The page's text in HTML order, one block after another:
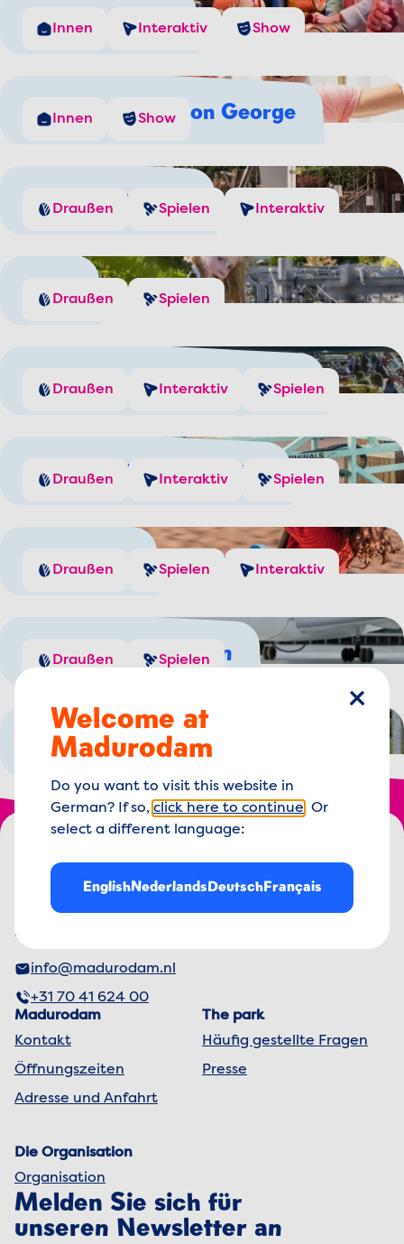
Der Waterwolf
Innen Interaktiv Show
Die Geschichte von George
Innen Show
Spiel mit Wasser
Draußen Spielen Interaktiv
ZügeDraußen Spielen
Erzeuge selbst Windenergie
Draußen Interaktiv Spielen
Regle den Hafenverkehr
Draußen Interaktiv Spielen
Spielplätze
Draußen Spielen Interaktiv
Flugzeuge entdecken
Draußen Spielen
Wie viel Käse wiegst du?
Draußen Spielen
Footer menu
Madurodam-Logo, zur Homepage
George Maduroplein 1
2584 RZ Den Haag,
Die Niederlande
info@madurodam.nl
+31 70 41 624 00
Madurodam
Kontakt
Öffnungszeiten
Adresse und Anfahrt
The park
Häufig gestellte Fragen
Presse
Die Organisation
Organisation
Melden Sie sich für
unseren Newsletter an
Welcome at
Madurodam
Do you want to visit this website in
German? If so, click here to continue . Or
select a different language:
EnglishNederlandsDeutschFrançais